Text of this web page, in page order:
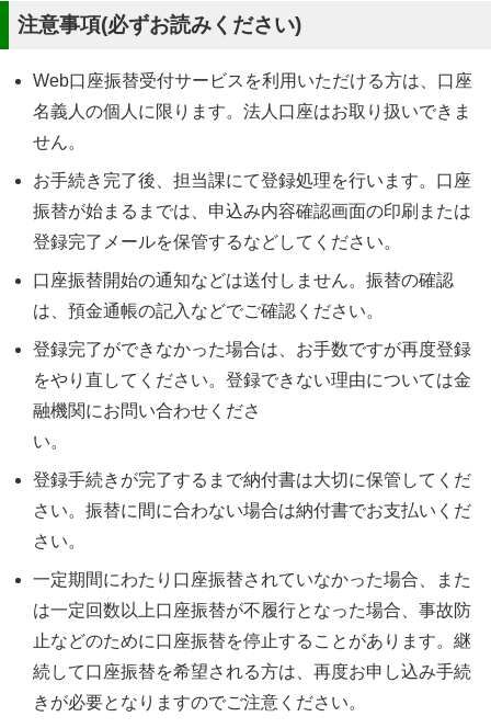
注意事項(必ずお読みください)
Web口座振替受付サービスを利用いただける方は、口座
名義人の個人に限ります。法人口座はお取り扱いできま
せん。
お手続き完了後、担当課にて登録処理を行います。口座
振替が始まるまでは、申込み内容確認画面の印刷または
登録完了メールを保管するなどしてください。
口座振替開始の通知などは送付しません。振替の確認
は、預金通帳の記入などでご確認ください。
登録完了ができなかった場合は、お手数ですが再度登録
をやり直してください。登録できない理由については金
融機関にお問い合わせくださ
い。
登録手続きが完了するまで納付書は大切に保管してくだ
さい。振替に間に合わない場合は納付書でお支払いくだ
さい。
一定期間にわたり口座振替されていなかった場合、また
は一定回数以上口座振替が不履行となった場合、事故防
止などのために口座振替を停止することがあります。継
続して口座振替を希望される方は、再度お申し込み手続
きが必要となりますのでご注意ください。